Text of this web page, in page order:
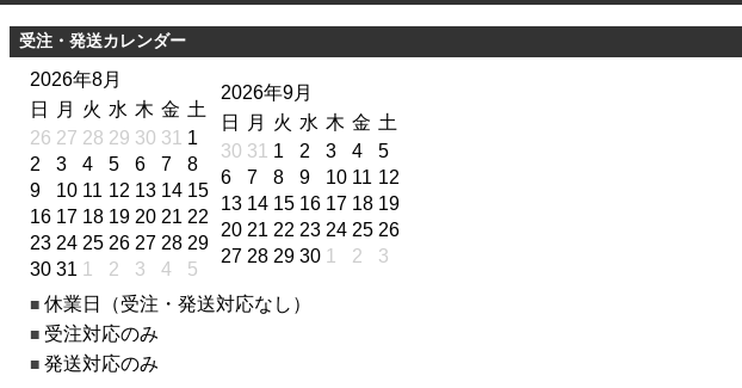
受注・発送カレンダー
2026年8月
日
月 火 水 木 金 土
26 27 28 29 30 31 1
2
3 4 5 6 7
8
9
10 11 12 13 14 15
16 17 18 19 20 21 22
23 24 25 26 27 28 29
30 31 1 2 3 4 5
2026年9月
日
月 火 水 木 金 土
30 31 1 2 3 4
5
6
7 8 9 10 11 12
13 14 15 16 17 18 19
20 21 22 23 24 25 26
27 28 29 30 1 2 3
■ 休業日（受注・発送対応なし）
■ 受注対応のみ
■ 発送対応のみ